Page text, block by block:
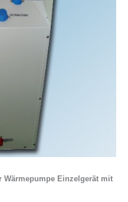
Wärmepumpe Einzelgerät mit